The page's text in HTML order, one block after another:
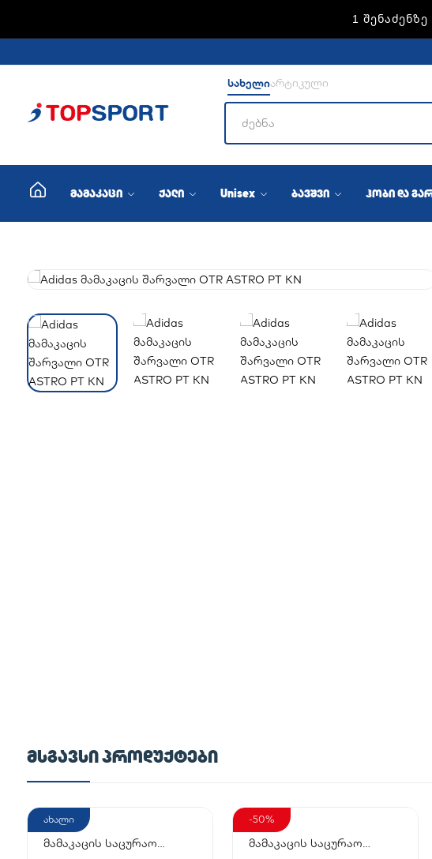
1
სახელიარტიკული
მამაკაცი ქალი Unisex ბავშვი ჰობი და
ᲛᲡᲒᲐᲕᲡᲘ ᲞᲠᲝᲓᲣᲥᲢᲔᲑᲘ
ახალი
მამაკაცის საცურაო
-50%
მამაკაცის საცურაო